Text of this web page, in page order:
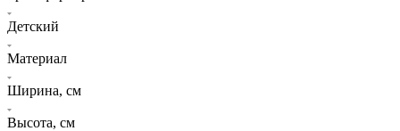
Детский
Материал
Ширина, см
Высота, см